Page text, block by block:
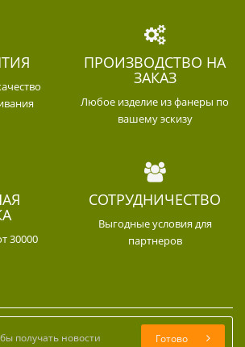
ПРОИЗВОДСТВО НА
ЗАКАЗ
Любое изделие из фанеры по
вашему эскизу
30000
СОТРУДНИЧЕСТВО
Выгодные условия для
партнеров
Готово